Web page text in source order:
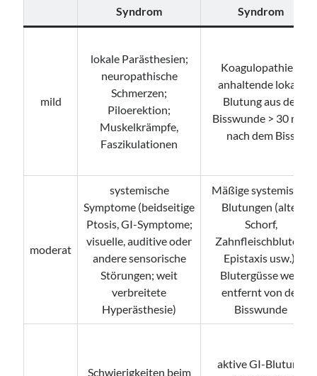
Syndrom
Syndrom
mild
lokale Parästhesien;
neuropathische
Schmerzen;
Piloerektion;
Muskelkrämpfe,
Faszikulationen
Koagulopathie ±
anhaltende lokale
Blutung aus der
Bisswunde > 30 min
nach dem Biss
moderat
systemische
Symptome (beidseitige
Ptosis, GI-Symptome;
visuelle, auditive oder
andere sensorische
Störungen; weit
verbreitete
Hyperästhesie)
Mäßige systemische
Blutungen (alter
Schorf,
Zahnfleischbluten,
Epistaxis usw.);
Blutergüsse weit
entfernt von der
Bisswunde
Schwierigkeiten beim
aktive GI-Blutung